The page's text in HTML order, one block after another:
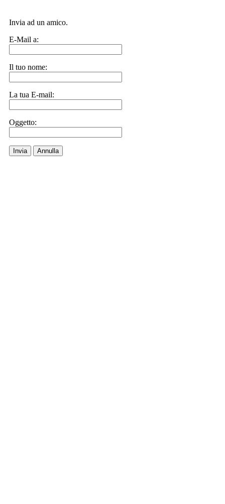
Invia ad un amico.
E-Mail a:
Il tuo nome:
La tua E-mail:
Oggetto:
Invia Annulla